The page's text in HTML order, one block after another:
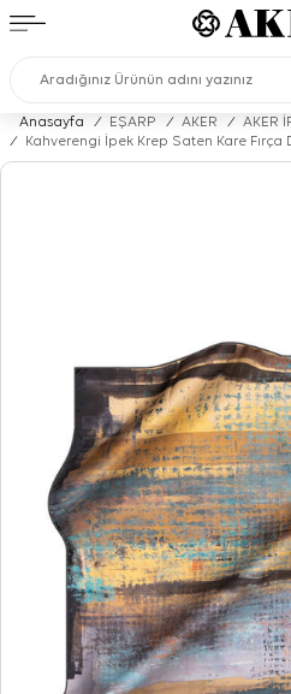
Anasayfa / EŞARP / AKER /
AKER
/
Kahverengi İpek Krep Saten Kare Fırça